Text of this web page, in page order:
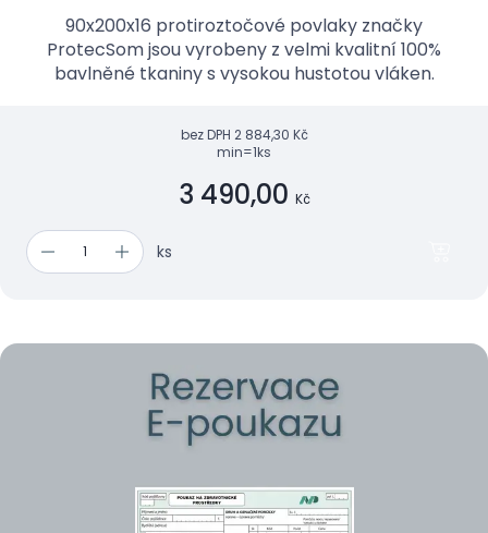
90x200x16 protiroztočové povlaky značky
ProtecSom jsou vyrobeny z velmi kvalitní 100%
bavlněné tkaniny s vysokou hustotou vláken.
bez DPH 2 884,30 Kč
min=1ks
3 490,00 Kč
ks